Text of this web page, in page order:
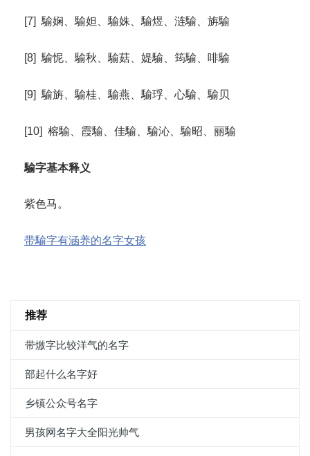
[7] 騟娴、騟妲、騟姝、騟煜、涟騟、旃騟
[8] 騟怩、騟秋、騟菇、媞騟、筠騟、啡騟
[9] 騟旃、騟桂、騟燕、騟琈、心騟、騟贝
[10] 榕騟、霞騟、佳騟、騟沁、騟昭、丽騟
騟字基本释义
紫色马。
带騟字有涵养的名字女孩
推荐
带燩字比较洋气的名字
部起什么名字好
乡镇公众号名字
男孩网名字大全阳光帅气